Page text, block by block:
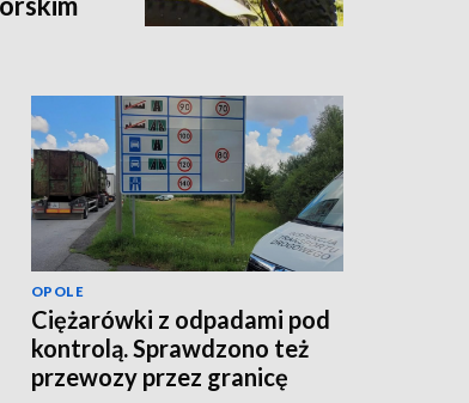
OPOLE
Ciężarówki z odpadami pod
kontrolą. Sprawdzono też
przewozy przez granicę